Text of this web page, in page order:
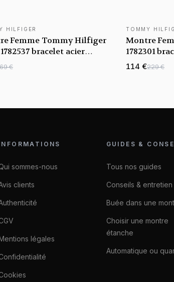
HILFIGER
Femme Tommy Hilfiger
bracelet acier
milanaise argenté
€
TOMMY
Montre
1782301
milanaise
114 €229 €
sommes-nous
clients
légales
GUIDES &
Tous nos guides
Conseils & entretien
Buée dans une
Choisir une montre
étanche
Automatique ou